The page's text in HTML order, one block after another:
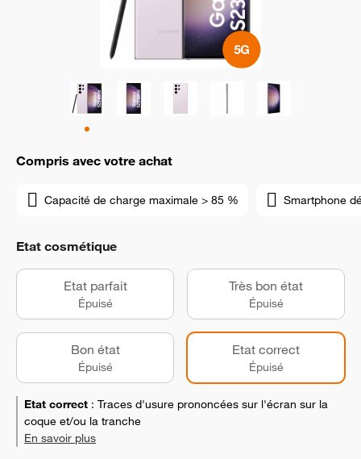
Compris avec votre achat
Capacité de charge maximale > 85 % Smartphone
Etat cosmétique
Etat parfait
Épuisé
Très bon état
Épuisé
Bon état
Épuisé
Etat correct
Épuisé
Etat correct : Traces d'usure prononcées sur l'écran sur la
coque et/ou la tranche
En savoir plus